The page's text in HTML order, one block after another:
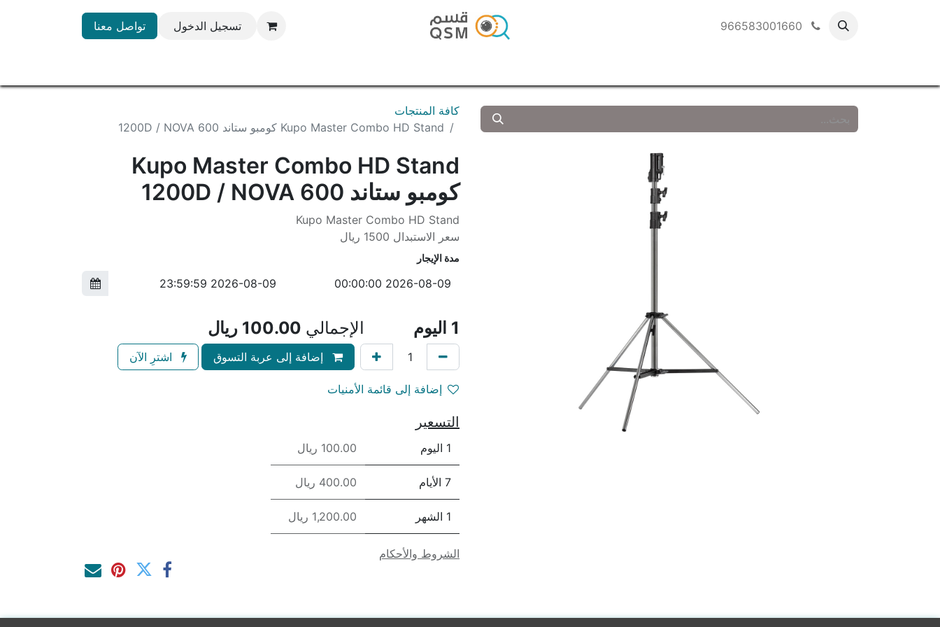
تسجيل الدخول تواصل معنا
كافة المنتجات
Kupo Master Combo HD Stand كومبو ستاند 1200D / NOVA 600
Kupo Master Combo HD Stand
كومبو ستاند 1200D / NOVA 600
Kupo Master Combo HD Stand
سعر الاستبدال 1500 ريال
مدة الإيجار
1 اليوم الإجمالي 100.00 ريال
إضافة إلى عربة التسوق اشترِ الآن
إضافة إلى قائمة الأمنيات
التسعير
1 اليوم 100.00 ريال
7 الأيام 400.00 ريال
1 الشهر 1,200.00 ريال
الشروط والأحكام